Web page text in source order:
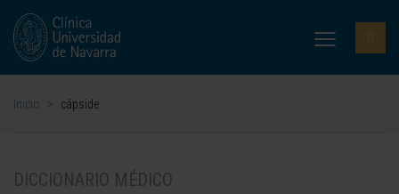
Inicio > cápside
DICCIONARIO MÉDICO